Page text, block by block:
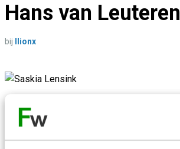
Hans van Leuteren
bij Ilionx